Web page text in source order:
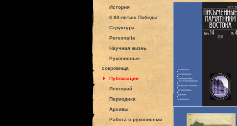
История
К 80-летию Победы
Структура
Personalia
Научная жизнь
Рукописные
сокровища
Публикации
Лекторий
Периодика
Архивы
Работа с рукописями